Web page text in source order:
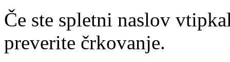
Če ste spletni naslov
preverite črkovanje.